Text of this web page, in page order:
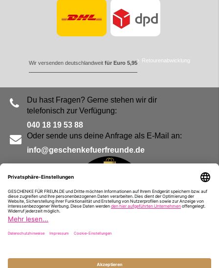
Wir versenden deutschlandweit für Euro 5,95 Retourenabwicklung
Du hast Fragen? Gerne stehen wir dir
telefonisch zur Verfügung:
040 18 19 53 88
Oder sende uns deine Anfrage als E-Mail an:
info@geschenkefuerfreunde.de
Impressum